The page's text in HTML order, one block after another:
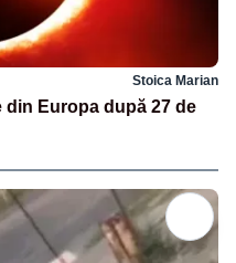
Stoica Marian
din Europa după 27 de